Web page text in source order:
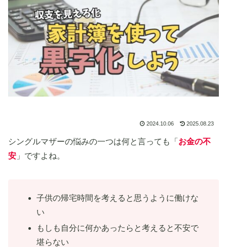
2024.10.06 2025.08.23
シングルマザーの悩みの一つは何と言っても「 お金の不
安 」ですよね。
子供の帰宅時間を考えると思うように働けな
い
もしも自分に何かあったらと考えると不安で
堪らない